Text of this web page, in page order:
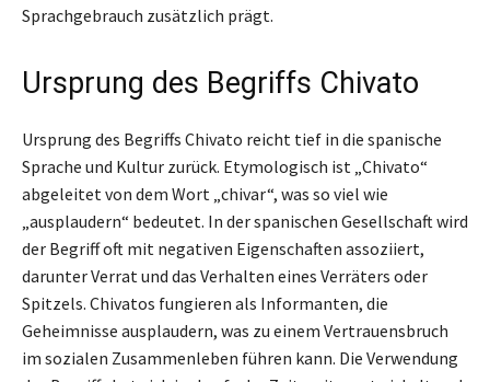
Sprachgebrauch zusätzlich prägt.
Ursprung des Begriffs Chivato
Ursprung des Begriffs Chivato reicht tief in die spanische
Sprache und Kultur zurück. Etymologisch ist „Chivato“
abgeleitet von dem Wort „chivar“, was so viel wie
„ausplaudern“ bedeutet. In der spanischen Gesellschaft wird
der Begriff oft mit negativen Eigenschaften assoziiert,
darunter Verrat und das Verhalten eines Verräters oder
Spitzels. Chivatos fungieren als Informanten, die
Geheimnisse ausplaudern, was zu einem Vertrauensbruch
im sozialen Zusammenleben führen kann. Die Verwendung